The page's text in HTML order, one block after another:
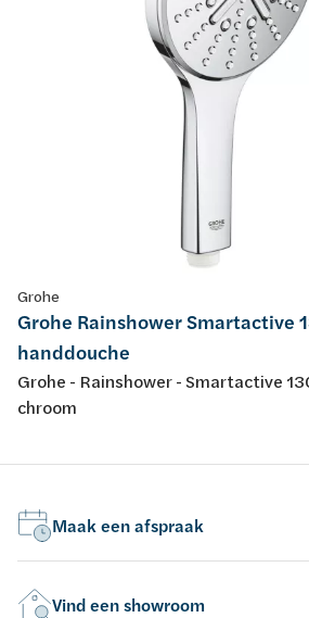
Grohe
Grohe Rainshower Smartactive
handdouche
Grohe - Rainshower - Smartactive
chroom
Maak een afspraak
Vind een showroom